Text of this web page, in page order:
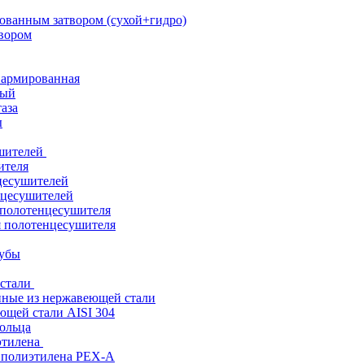
затвором (сухой+гидро)
из нержавеющей стали
стали AISI 304
PEX-A